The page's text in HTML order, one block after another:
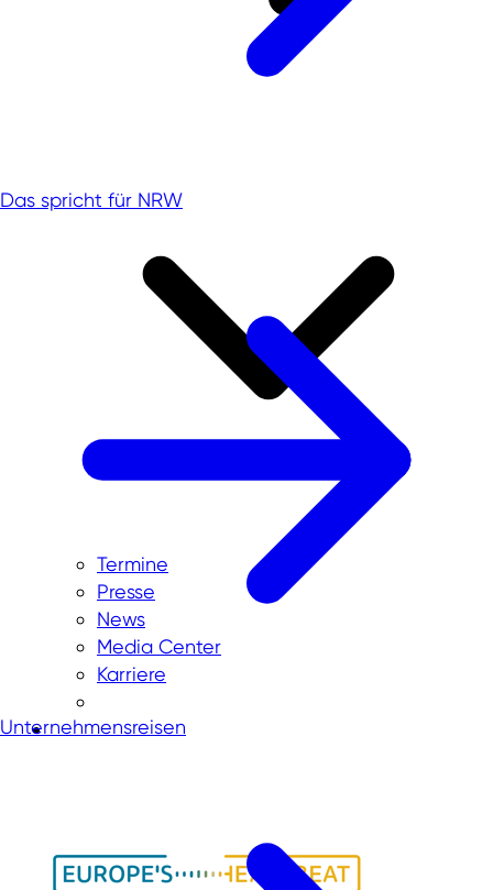
Termine
Presse
News
Media Center
Karriere
Das spricht für NRW
Unternehmensreisen